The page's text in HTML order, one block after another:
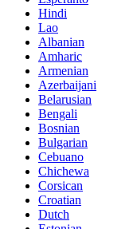
Hindi
Lao
Albanian
Amharic
Armenian
Azerbaijani
Belarusian
Bengali
Bosnian
Bulgarian
Cebuano
Chichewa
Corsican
Croatian
Dutch